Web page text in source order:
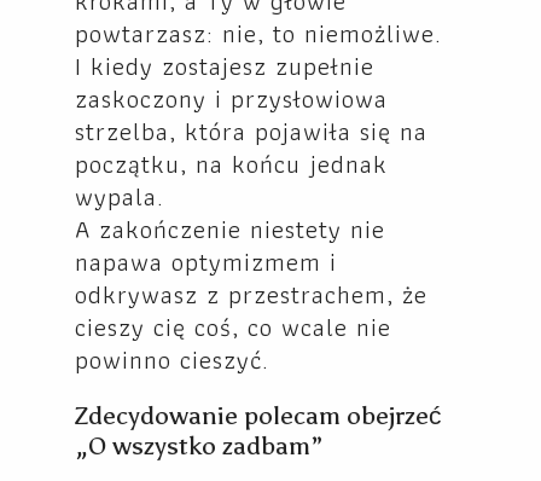
powtarzasz: nie, to niemożliwe.
I kiedy zostajesz zupełnie
zaskoczony i przysłowiowa
strzelba, która pojawiła się na
początku, na końcu jednak
wypala.
A zakończenie niestety nie
napawa optymizmem i
odkrywasz z przestrachem, że
cieszy cię coś, co wcale nie
powinno cieszyć.
Zdecydowanie polecam obejrzeć
„O wszystko zadbam”